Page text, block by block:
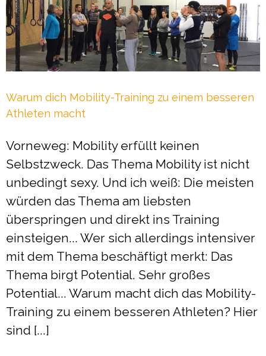
Warum dich Mobility-Training zu einem besseren
Athleten macht
Vorneweg: Mobility erfüllt keinen
Selbstzweck. Das Thema Mobility ist nicht
unbedingt sexy. Und ich weiß: Die meisten
würden das Thema am liebsten
überspringen und direkt ins Training
einsteigen... Wer sich allerdings intensiver
mit dem Thema beschäftigt merkt: Das
Thema birgt Potential. Sehr großes
Potential... Warum macht dich das Mobility-
Training zu einem besseren Athleten? Hier
sind [...]